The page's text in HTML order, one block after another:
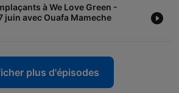
à We Love Green -
juin avec Ouafa Mameche
plus d'épisodes